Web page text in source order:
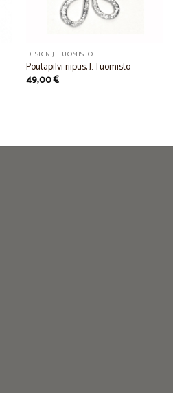
DESIGN J. TUOMISTO
Poutapilvi riipus, J. Tuomisto
49,00€